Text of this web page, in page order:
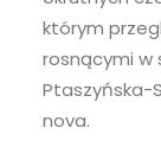
EMBED
którym
rosnącymi w
Ptaszyńska-
nova.